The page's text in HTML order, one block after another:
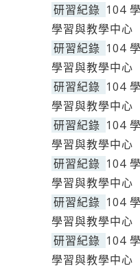
研習紀錄 104
學習與教學中心
研習紀錄 104
學習與教學中心
研習紀錄 104
學習與教學中心
研習紀錄 104
學習與教學中心
研習紀錄 104
學習與教學中心
研習紀錄 104
學習與教學中心
研習紀錄 104
學習與教學中心